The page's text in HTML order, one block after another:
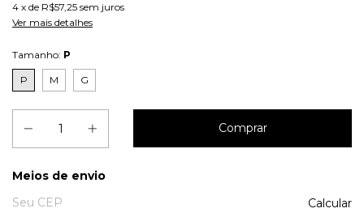
4 x de R$57,25 sem juros
Ver mais detalhes
Tamanho: P
P M G
Entregas para o CEP:
Meios de envio
Calcular